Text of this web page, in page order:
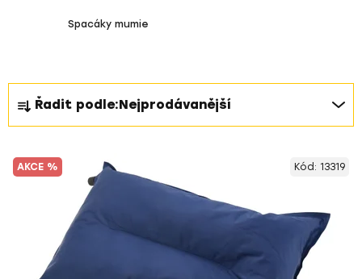
Spacáky mumie
Ř
a
z
e
n
Řadit podle:Nejprodávanější
V
ýAKCE % Kód: 13319